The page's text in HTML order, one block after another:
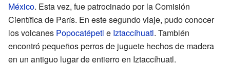
México. Esta vez, fue patrocinado por la Comisión
Científica de París. En este segundo viaje, pudo conocer
los volcanes Popocatépetl e Iztaccíhuatl. También
encontró pequeños perros de juguete hechos de madera
en un antiguo lugar de entierro en Iztaccíhuatl.